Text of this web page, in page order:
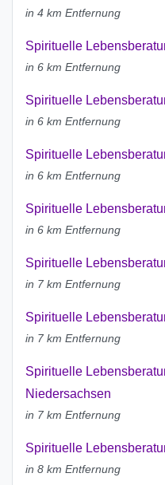
in 4 km Entfernung
Spirituelle
in 6 km Entfernung
Spirituelle
in 6 km Entfernung
Spirituelle
in 6 km Entfernung
Spirituelle
in 6 km Entfernung
Spirituelle
in 7 km Entfernung
Spirituelle
in 7 km Entfernung
Spirituelle
Niedersachsen
in 7 km Entfernung
Spirituelle
in 8 km Entfernung